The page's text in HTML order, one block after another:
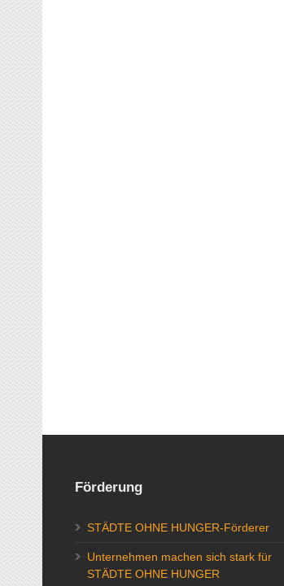
Förderung
STÄDTE OHNE HUNGER-Förderer
Unternehmen machen sich stark für
STÄDTE OHNE HUNGER